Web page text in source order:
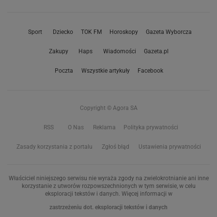
Sport Dziecko TOK FM Horoskopy Gazeta Wyborcza
Zakupy Haps Wiadomości Gazeta.pl
Poczta Wszystkie artykuły Facebook
Copyright © Agora SA
RSS O Nas Reklama Polityka prywatności
Zasady korzystania z portalu Zgłoś błąd Ustawienia prywatności
Właściciel niniejszego serwisu nie wyraża zgody na zwielokrotnianie ani inne
korzystanie z utworów rozpowszechnionych w tym serwisie, w celu
eksploracji tekstów i danych. Więcej informacji w
zastrzeżeniu dot. eksploracji tekstów i danych